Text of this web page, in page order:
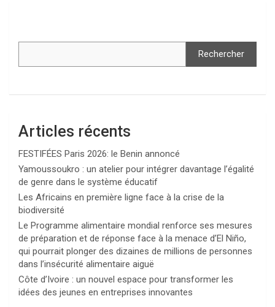
Rechercher
Articles récents
FESTIFÉES Paris 2026: le Benin annoncé
Yamoussoukro : un atelier pour intégrer davantage l’égalité
de genre dans le système éducatif
Les Africains en première ligne face à la crise de la
biodiversité
Le Programme alimentaire mondial renforce ses mesures
de préparation et de réponse face à la menace d’El Niño,
qui pourrait plonger des dizaines de millions de personnes
dans l’insécurité alimentaire aiguë
Côte d’Ivoire : un nouvel espace pour transformer les
idées des jeunes en entreprises innovantes